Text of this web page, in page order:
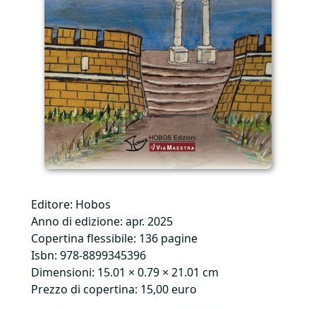
Editore: Hobos
Anno di edizione: apr. 2025
Copertina flessibile: 136 pagine
Isbn: 978-8899345396
Dimensioni: 15.01 × 0.79 × 21.01 cm
Prezzo di copertina: 15,00 euro